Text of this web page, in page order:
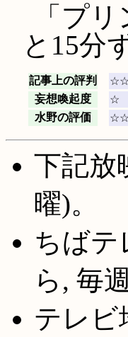
「プ
と15分
記事上の評判
妄想喚起度
☆
水野の評価
下記放
曜)。
ちばテ
ら, 毎
テレビ